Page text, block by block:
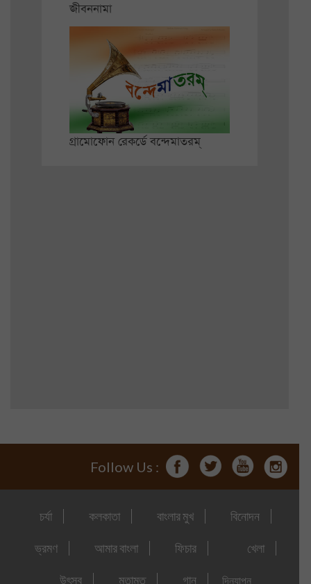
জীবননামা
গ্রামোফোন রেকর্ডে বন্দেমাতরম্
Follow Us :
চর্যা কলকাতা বাংলার মুখ বিনোদন
ভ্রমণ আমার বাংলা ফিচার খেলা
উৎসব মতামত গান দিনযাপন